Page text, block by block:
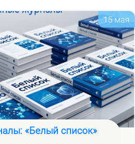
15 мая
«Белый список»